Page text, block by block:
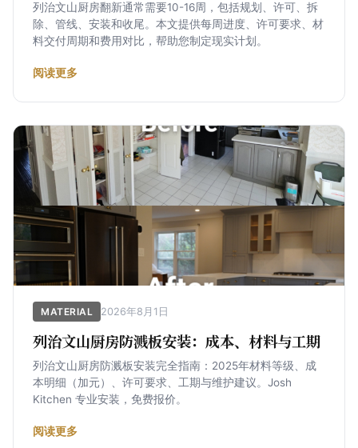
列治文山厨房翻新通常需要10-16周，包括规划、许可、拆
除、管线、安装和收尾。本文提供每周进度、许可要求、材
料交付周期和费用对比，帮助您制定现实计划。
阅读更多
MATERIAL 2026年8月1日
列治文山厨房防溅板安装：成本、材料与工期
列治文山厨房防溅板安装完全指南：2025年材料等级、成
本明细（加元）、许可要求、工期与维护建议。Josh
Kitchen 专业安装，免费报价。
阅读更多